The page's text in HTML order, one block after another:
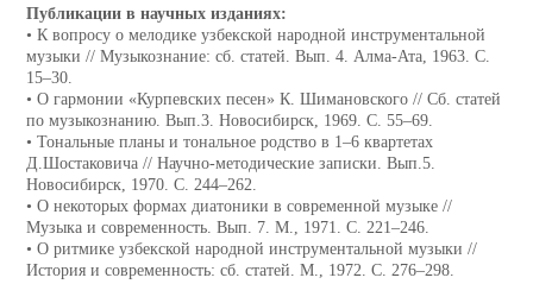
Публикации в научных изданиях:
• К вопросу о мелодике узбекской народной инструментальной
музыки // Музыкознание: сб. статей. Вып. 4. Алма-Ата, 1963. С.
15–30.
• О гармонии «Курпевских песен» К. Шимановского // Сб. статей
по музыкознанию. Вып.3. Новосибирск, 1969. С. 55–69.
• Тональные планы и тональное родство в 1–6 квартетах
Д.Шостаковича // Научно-методические записки. Вып.5.
Новосибирск, 1970. С. 244–262.
• О некоторых формах диатоники в современной музыке //
Музыка и современность. Вып. 7. М., 1971. С. 221–246.
• О ритмике узбекской народной инструментальной музыки //
История и современность: сб. статей. М., 1972. С. 276–298.